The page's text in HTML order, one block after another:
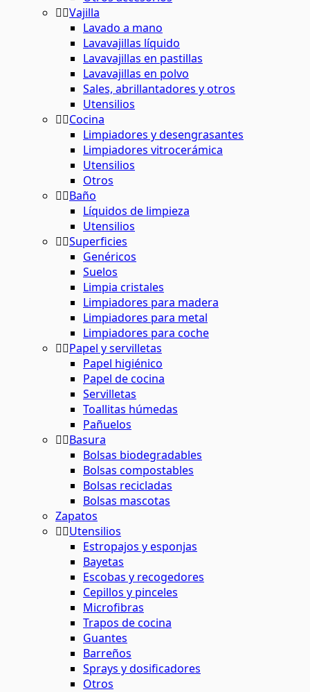
Vajilla
Lavado a mano
Lavavajillas líquido
Lavavajillas en pastillas
Lavavajillas en polvo
Sales, abrillantadores y otros
Utensilios
Cocina
Limpiadores y desengrasantes
Limpiadores vitrocerámica
Utensilios
Otros
Baño
Líquidos de limpieza
Utensilios
Superficies
Genéricos
Suelos
Limpia cristales
Limpiadores para madera
Limpiadores para metal
Limpiadores para coche
Papel y servilletas
Papel higiénico
Papel de cocina
Servilletas
Toallitas húmedas
Pañuelos
Basura
Bolsas biodegradables
Bolsas compostables
Bolsas recicladas
Bolsas mascotas
Zapatos
Utensilios
Estropajos y esponjas
Bayetas
Escobas y recogedores
Cepillos y pinceles
Microfibras
Trapos de cocina
Guantes
Barreños
Sprays y dosificadores
Otros